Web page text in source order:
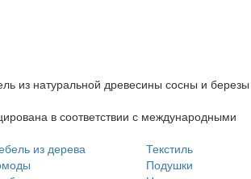
из натуральной древесины сосны и
в соответствии с международными
из дерева
Текстиль
Подушки